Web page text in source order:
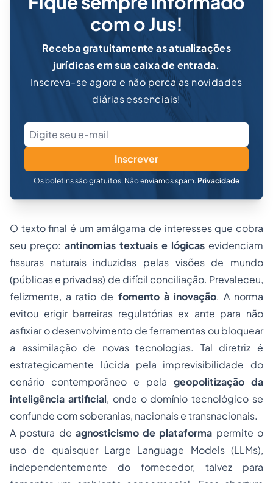
com o Jus!
Receba gratuitamente as atualizações
jurídicas em sua caixa de entrada.
Inscreva-se agora e não perca as novidades
diárias essenciais!
Inscrever
Os boletins são gratuitos. Não enviamos spam. Privacidade
O texto final é um amálgama de interesses que cobra
seu preço: antinomias textuais e lógicas evidenciam
fissuras naturais induzidas pelas visões de mundo
(públicas e privadas) de difícil conciliação. Prevaleceu,
felizmente, a ratio de fomento à inovação. A norma
evitou erigir barreiras regulatórias ex ante para não
asfixiar o desenvolvimento de ferramentas ou bloquear
a assimilação de novas tecnologias. Tal diretriz é
estrategicamente lúcida pela imprevisibilidade do
cenário contemporâneo e pela geopolitização da
inteligência artificial, onde o domínio tecnológico se
confunde com soberanias, nacionais e transnacionais.
A postura de agnosticismo de plataforma permite o
uso de quaisquer Large Language Models(LLMs),
independentemente do fornecedor, talvez para